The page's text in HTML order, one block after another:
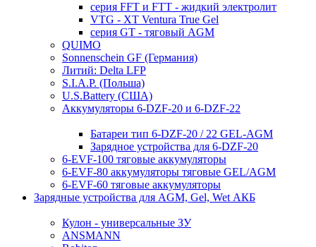
серия FFT и FTT - жидкий электролит
VTG - XT Ventura True Gel
серия GT - тяговый AGM
QUIMO
Sonnenschein GF (Германия)
Литий: Delta LFP
S.I.A.P. (Польша)
U.S.Battery (США)
Аккумуляторы 6-DZF-20 и 6-DZF-22
Батареи тип 6-DZF-20 / 22 GEL-AGM
Зарядное устройства для 6-DZF-20
6-EVF-100 тяговые аккумуляторы
6-EVF-80 аккумуляторы тяговые GEL/AGM
6-EVF-60 тяговые аккумуляторы
Зарядные устройства для AGM, Gel, Wet АКБ
Кулон - универсальные ЗУ
ANSMANN